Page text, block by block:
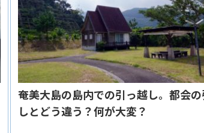
奄美大島の島内での引っ越し。都会
しとどう違う？何が大変？